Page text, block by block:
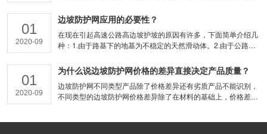
安全。采用合适的降尘措施，控制施工现场空气中粉尘含量。对
从事喷射操作的人员，定期进行健康检查。 1、主要施工程序 施
工程序：锚杆及基座定位→基坑开挖与混凝土或钻锚杆孔→基座
及锚杆安装→钢柱及拉锚绳安装与调试→支撑绳安装与调试—环
施工图纸设计要求用全站仪确定锚杆孔孔位及基座位置。 (2)基
用人工开挖的施工方法。基坑开挖结束后人工将基坑清理干净，
而后人工浇注混凝剂基础并预埋钢丝绳锚杆或地脚螺栓锚杆。岩
锚杆孔。 (3)锚杆及基座安装 锚杆安装：锚杆孔清理完毕后采用
01
2020-09
边坡防护网应用的必要性？
在现在引起高速公路高边坡护坡的原因有许多，下面简单介绍几
种：1.由于路基下的地基为不稳定的天然滑动体。2.由于公路两
土过于潮湿，降低了粘聚力和内摩擦力。5.由于坡脚被水冲刷。
6.由于高速公路修完之后，使岩石个别地段的稳定性遭到破坏，
特别是各岩层向着路堑的方向倾斜，并随后有水或地震的破坏作
用时所引起的。7.由于公路两侧山体自身岩层结构与组成不稳
上会出现有风化石块堕落或是滑坡现象，会给我公路或是建筑造
01
2020-09
为什么说边坡防护网价格的差异直接决定产品质量？
边坡防护网不同类型产品除了价格差异还有劣质产品不能识别，
不同类型的边坡防护网价格差异除了在材料的基础上，价格差